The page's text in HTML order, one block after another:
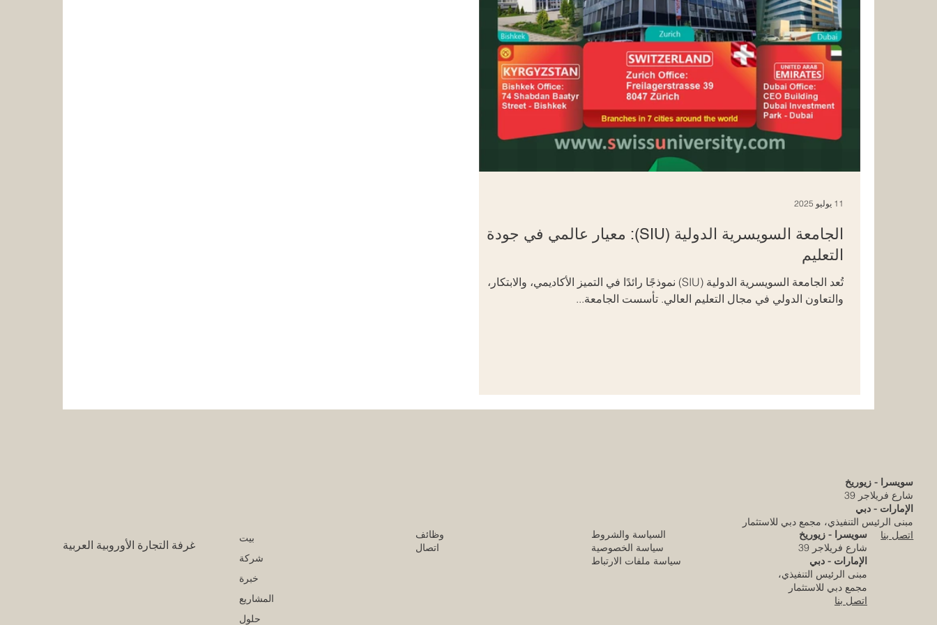
الجامعة السويسرية الدولية (SIU): معيار عالمي في جودة
التعليم
تُعد الجامعة السويسرية الدولية (SIU) نموذجًا رائدًا في التميز الأكاديمي، والابتكار،
والتعاون الدولي في مجال التعليم العالي. تأسست الجامعة...
11 يوليو 2025
غرفة التجارة الأوروبية العربية
بيت
شركة
خبرة
المشاريع
حلول
سويسرا - زيوريخ
شارع فريلاجر 39
الإمارات - دبي
مبنى الرئيس التنفيذي، مجمع دبي للاستثمار
اتصل بنا
وظائف
اتصال
السياسة والشروط
سياسة الخصوصية
سياسة ملفات الارتباط
سويسرا - زيوريخ
شارع فريلاجر 39
الإمارات - دبي
مبنى الرئيس التنفيذي،
مجمع دبي للاستثمار
اتصل بنا